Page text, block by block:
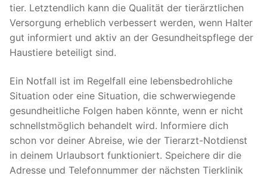
tier. Letztendlich kann die Qualität der tierärztlichen
Versorgung erheblich verbessert werden, wenn Halter
gut informiert und aktiv an der Gesundheitspflege der
Haustiere beteiligt sind.
Ein Notfall ist im Regelfall eine lebensbedrohliche
Situation oder eine Situation, die schwerwiegende
gesundheitliche Folgen haben könnte, wenn er nicht
schnellstmöglich behandelt wird. Informiere dich
schon vor deiner Abreise, wie der Tierarzt-Notdienst
in deinem Urlaubsort funktioniert. Speichere dir die
Adresse und Telefonnummer der nächsten Tierklinik